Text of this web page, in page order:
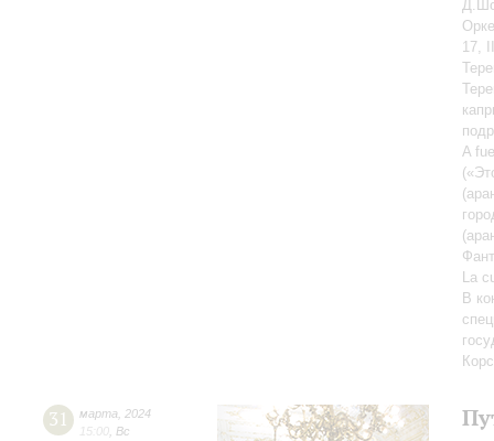
17,
A
La
В
31 марта
2024
15:00 Вс